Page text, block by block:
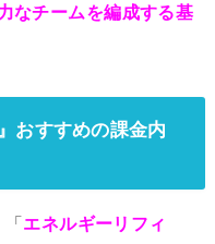
なチームを編成する基
おすすめの課金内
「エネルギーリフィ